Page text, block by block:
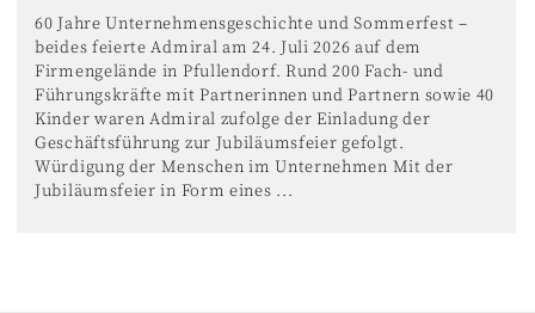
60 Jahre Unternehmensgeschichte und Sommerfest –
beides feierte Admiral am 24. Juli 2026 auf dem
Firmengelände in Pfullendorf. Rund 200 Fach- und
Führungskräfte mit Partnerinnen und Partnern sowie 40
Kinder waren Admiral zufolge der Einladung der
Geschäftsführung zur Jubiläumsfeier gefolgt.
Würdigung der Menschen im Unternehmen Mit der
Jubiläumsfeier in Form eines ...